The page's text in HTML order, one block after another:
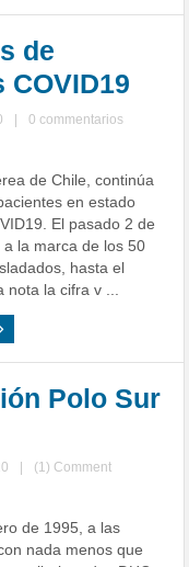
de
0 commentarios
de Chile, continúa
en estado
El pasado 2 de
a la marca de los 50
hasta el
nota la cifra v ...
Polo Sur
(1) Comment
de 1995, a las
nada menos que